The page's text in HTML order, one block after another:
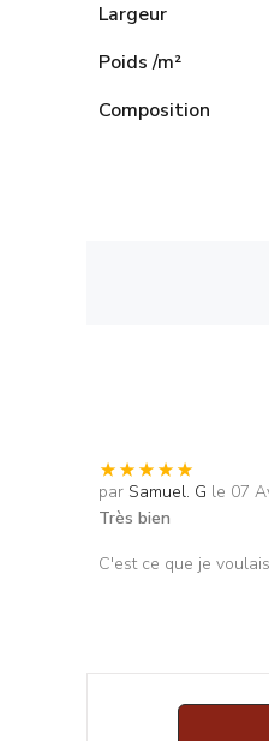
Largeur
Poids /m²
Composition
par Samuel. G le 07
Très bien
C'est ce que je voulais